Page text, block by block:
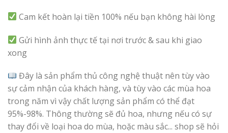
Cam kết hoàn lại tiền 100% nếu bạn không hài lòng
Gửi hình ảnh thực tế tại nơi trước & sau khi giao
xong
Đây là sản phẩm thủ công nghệ thuật nên tùy vào
sự cảm nhận của khách hàng, và tùy vào các mùa hoa
trong năm vì vậy chất lượng sản phẩm có thể đạt
95%-98%. Thông thường sẽ đủ hoa, nhưng nếu có sự
thay đổi về loại hoa do mùa, hoặc màu sắc... shop sẽ hỏi